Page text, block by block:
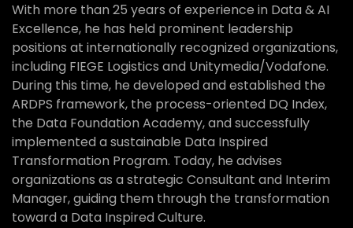
With more than 25 years of experience in Data & AI
Excellence, he has held prominent leadership
positions at internationally recognized organizations,
including FIEGE Logistics and Unitymedia/Vodafone.
During this time, he developed and established the
ARDPS framework, the process-oriented DQ Index,
the Data Foundation Academy, and successfully
implemented a sustainable Data Inspired
Transformation Program. Today, he advises
organizations as a strategic Consultant and Interim
Manager, guiding them through the transformation
toward a Data Inspired Culture.